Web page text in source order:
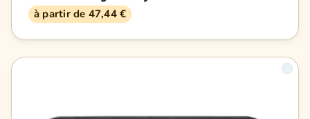
à partir de 47,44 €